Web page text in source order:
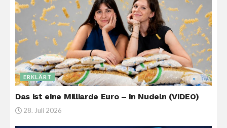
ERKLÄRT
Das ist eine Milliarde Euro – in Nudeln (VIDEO)
28. Juli 2026